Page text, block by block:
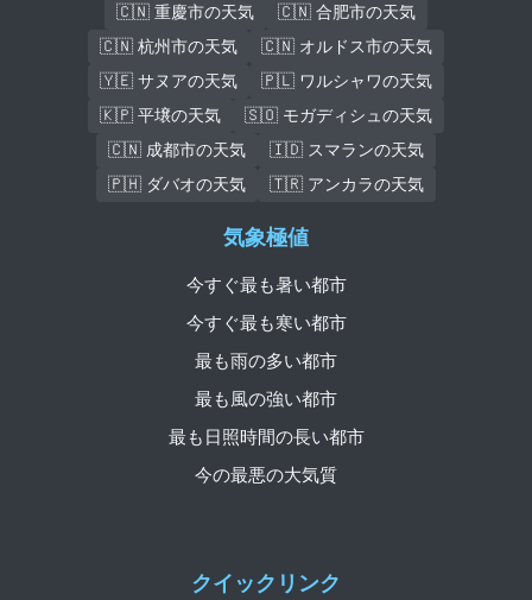
🇨🇳 重慶市の天気
🇨🇳 合肥市の天気
🇨🇳 杭州市の天気
🇨🇳 オルドス市の天気
🇾🇪 サヌアの天気
🇵🇱 ワルシャワの天気
🇰🇵 平壌の天気
🇸🇴 モガディシュの天気
🇨🇳 成都市の天気
🇮🇩 スマランの天気
🇵🇭 ダバオの天気
🇹🇷 アンカラの天気
クイックリンク
気象極値
今すぐ最も暑い都市
今すぐ最も寒い都市
最も雨の多い都市
最も風の強い都市
最も日照時間の長い都市
今の最悪の大気質